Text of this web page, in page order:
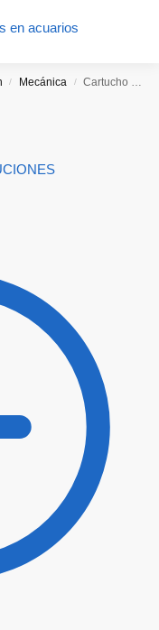
/ Mecánica / Cartucho Filtrante Optimus 200